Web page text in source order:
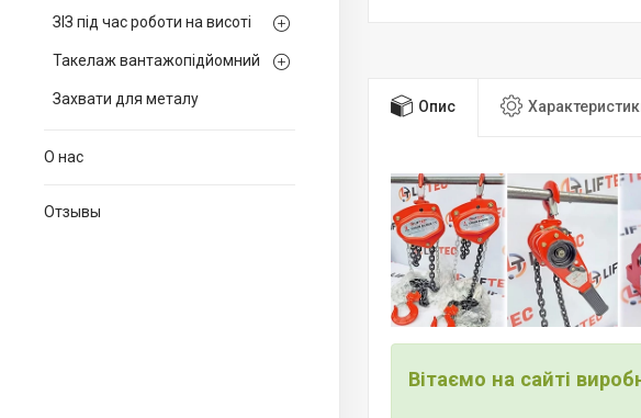
ЗІЗ під час роботи на висоті
Такелаж вантажопідйомний
Захвати для металу
О нас
Отзывы
Опис
Вітаємо на сайті